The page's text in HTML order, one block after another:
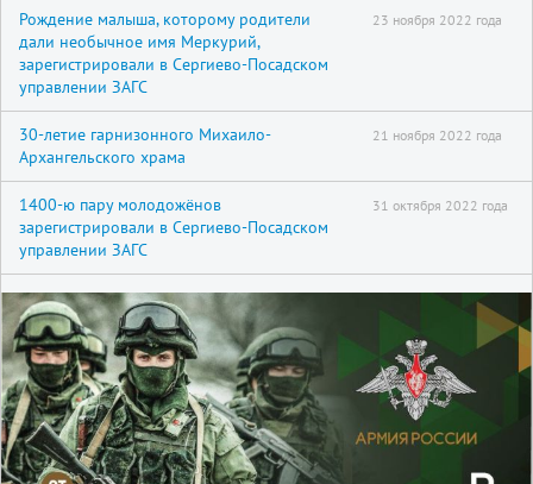
Рождение малыша, которому родители
дали необычное имя Меркурий,
зарегистрировали в Сергиево-Посадском
управлении ЗАГС
23 ноября 2022 года
30-летие гарнизонного Михаило-
Архангельского храма
21 ноября 2022 года
1400-ю пару молодожёнов
зарегистрировали в Сергиево-Посадском
управлении ЗАГС
31 октября 2022 года